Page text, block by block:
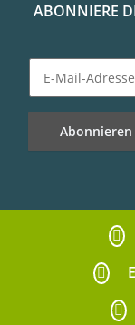
ABONNIERE
Abonnieren